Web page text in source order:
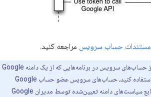
مستندات حساب سرویس مراجعه کنید.
اگرچه می‌توانید از حساب‌های سرویس در برنامه‌هایی که از یک دامنه Google
Workspace اجرا می‌شوند استفاده کنید، حساب‌های سرویس عضو حساب Google
Workspace شما نیستند و تابع سیاست‌های دامنه تعیین‌شده توسط مدیران Google